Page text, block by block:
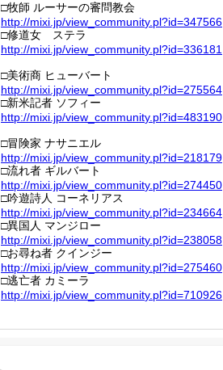
□牧師 ルーサーの審問教会
http://mixi.jp/view_community.pl?id=347566
□修道女 ステラ
http://mixi.jp/view_community.pl?id=336181
□美術商 ヒューバート
http://mixi.jp/view_community.pl?id=275564
□新米記者 ソフィー
http://mixi.jp/view_community.pl?id=483190
□冒険家 ナサニエル
http://mixi.jp/view_community.pl?id=218179
□流れ者 ギルバート
http://mixi.jp/view_community.pl?id=274450
□吟遊詩人 コーネリアス
http://mixi.jp/view_community.pl?id=234664
□異国人 マンジロー
http://mixi.jp/view_community.pl?id=238058
□お尋ね者 クインジー
http://mixi.jp/view_community.pl?id=275460
□逃亡者 カミーラ
http://mixi.jp/view_community.pl?id=710926